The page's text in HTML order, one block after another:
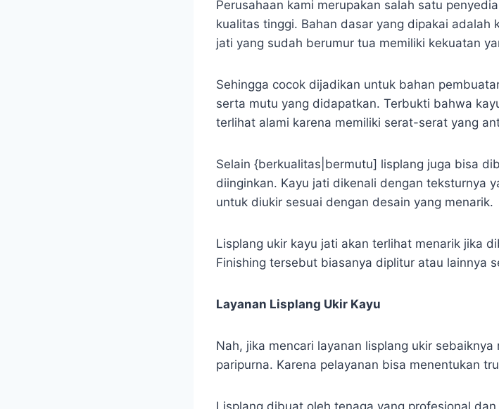
Perusahaan kami merupakan salah satu
kualitas tinggi. Bahan dasar yang dipakai
jati yang sudah berumur tua memiliki kekuatan
Sehingga cocok dijadikan untuk bahan
serta mutu yang didapatkan. Terbukti bahwa
terlihat alami karena memiliki serat-serat yang
Selain {berkualitas|bermutu] lisplang juga bisa
diinginkan. Kayu jati dikenali dengan teksturnya
untuk diukir sesuai dengan desain yang menarik.
Lisplang ukir kayu jati akan terlihat menarik jika
Finishing tersebut biasanya diplitur atau lainnya
Layanan Lisplang Ukir Kayu
Nah, jika mencari layanan lisplang ukir
paripurna. Karena pelayanan bisa menentukan
Lisplang dibuat oleh tenaga yang profesional